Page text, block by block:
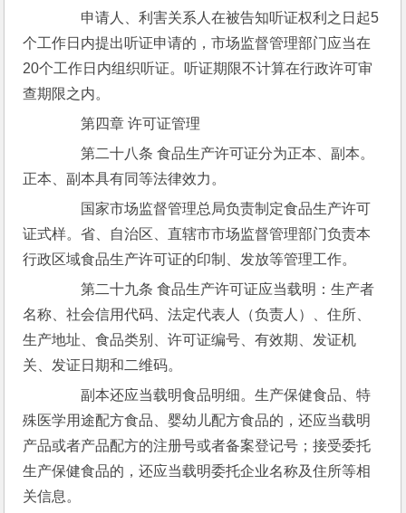
申请人、利害关系人在被告知听证权利之日起5
个工作日内提出听证申请的，市场监督管理部门应当在
20个工作日内组织听证。听证期限不计算在行政许可审
查期限之内。
第四章 许可证管理
第二十八条 食品生产许可证分为正本、副本。
正本、副本具有同等法律效力。
国家市场监督管理总局负责制定食品生产许可
证式样。省、自治区、直辖市市场监督管理部门负责本
行政区域食品生产许可证的印制、发放等管理工作。
第二十九条 食品生产许可证应当载明：生产者
名称、社会信用代码、法定代表人（负责人）、住所、
生产地址、食品类别、许可证编号、有效期、发证机
关、发证日期和二维码。
副本还应当载明食品明细。生产保健食品、特
殊医学用途配方食品、婴幼儿配方食品的，还应当载明
产品或者产品配方的注册号或者备案登记号；接受委托
生产保健食品的，还应当载明委托企业名称及住所等相
关信息。